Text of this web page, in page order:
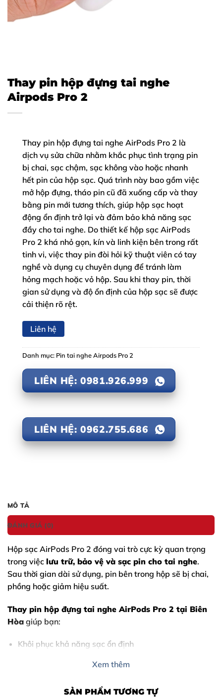
Thay pin hộp đựng tai nghe
Airpods Pro 2
Thay pin hộp đựng tai nghe AirPods Pro 2 là
dịch vụ sửa chữa nhằm khắc phục tình trạng pin
bị chai, sạc chậm, sạc không vào hoặc nhanh
hết pin của hộp sạc. Quá trình này bao gồm việc
mở hộp đựng, tháo pin cũ đã xuống cấp và thay
bằng pin mới tương thích, giúp hộp sạc hoạt
động ổn định trở lại và đảm bảo khả năng sạc
đầy cho tai nghe. Do thiết kế hộp sạc AirPods
Pro 2 khá nhỏ gọn, kín và linh kiện bên trong rất
tinh vi, việc thay pin đòi hỏi kỹ thuật viên có tay
nghề và dụng cụ chuyên dụng để tránh làm
hỏng mạch hoặc vỏ hộp. Sau khi thay pin, thời
gian sử dụng và độ ổn định của hộp sạc sẽ được
cải thiện rõ rệt.
Liên hệ
Danh mục: Pin tai nghe Airpods Pro 2
LIÊN HỆ: 0981.926.999
LIÊN HỆ: 0962.755.686
MÔ TẢ
ĐÁNH GIÁ (0)
Hộp sạc AirPods Pro 2 đóng vai trò cực kỳ quan trọng
trong việc lưu trữ, bảo vệ và sạc pin cho tai nghe.
Sau thời gian dài sử dụng, pin bên trong hộp sẽ bị chai,
phồng hoặc giảm hiệu suất.
Thay pin hộp đựng tai nghe AirPods Pro 2 tại Biên
Hòa giúp bạn:
Khôi phục khả năng sạc ổn định
Kéo dài tuổi thọ tai ngheXem thêm
SẢN PHẨM TƯƠNG TỰ